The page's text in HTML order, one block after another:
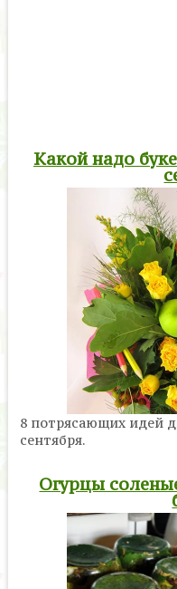
Какой надо
8 потрясающих идей
сентября.
Огурцы